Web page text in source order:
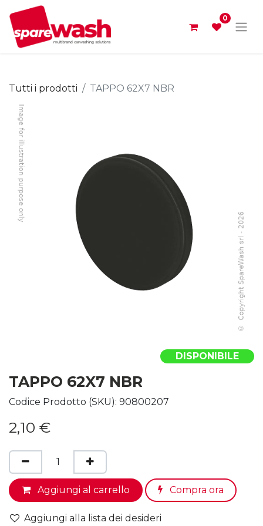
0
Tutti i prodotti TAPPO 62X7 NBR
DISPONIBILE
TAPPO 62X7 NBR
Codice Prodotto (SKU): 90800207
2,10 €
Aggiungi al carrello Compra ora
Aggiungi alla lista dei desideri